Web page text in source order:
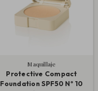
Maquillaje
Protective Compact
Foundation SPF50 Nº 10